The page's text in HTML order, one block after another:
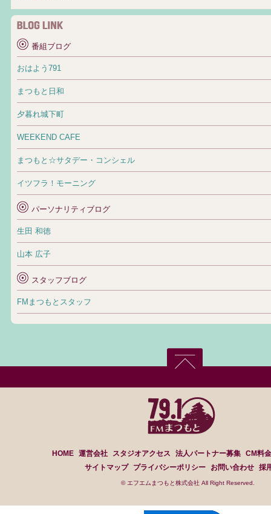
番組ブログ
おはよう791
まつもと日和
夕暮れ城下町
WEEKEND CAFE
まつもと☆サタデー・コンシェル
イツフラ！モーニング
パーソナリティブログ
生田 和徳
山本 広子
スタッフブログ
FMまつもとスタッフ
HOME 運営会社 スタジオアクセス 法人パートナー募集 CM料
サイトマップ
プライバシーポリシー お問い合わせ 採
© エフエムまつもと株式会社 All Right Reserved.